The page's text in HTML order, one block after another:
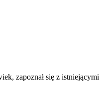
zapoznał się z